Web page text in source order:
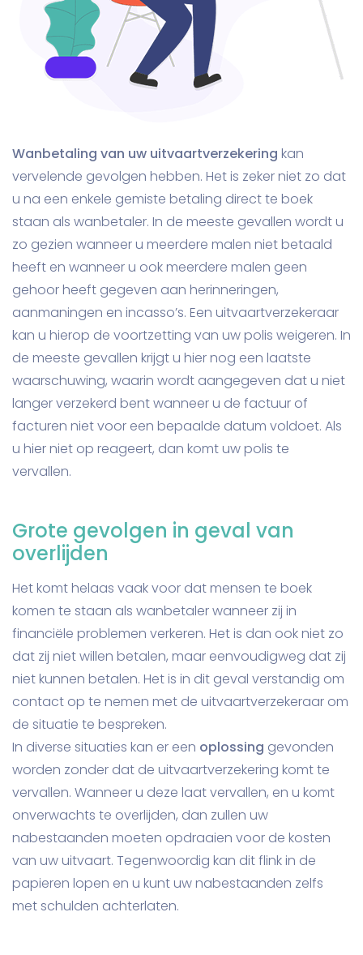
Wanbetaling van uw uitvaartverzekering kan
vervelende gevolgen hebben. Het is zeker niet zo dat
u na een enkele gemiste betaling direct te boek
staan als wanbetaler. In de meeste gevallen wordt u
zo gezien wanneer u meerdere malen niet betaald
heeft en wanneer u ook meerdere malen geen
gehoor heeft gegeven aan herinneringen,
aanmaningen en incasso’s. Een uitvaartverzekeraar
kan u hierop de voortzetting van uw polis weigeren. In
de meeste gevallen krijgt u hier nog een laatste
waarschuwing, waarin wordt aangegeven dat u niet
langer verzekerd bent wanneer u de factuur of
facturen niet voor een bepaalde datum voldoet. Als
u hier niet op reageert, dan komt uw polis te
vervallen.
Grote gevolgen in geval van
overlijden
Het komt helaas vaak voor dat mensen te boek
komen te staan als wanbetaler wanneer zij in
financiële problemen verkeren. Het is dan ook niet zo
dat zij niet willen betalen, maar eenvoudigweg dat zij
niet kunnen betalen. Het is in dit geval verstandig om
contact op te nemen met de uitvaartverzekeraar om
de situatie te bespreken.
In diverse situaties kan er een oplossing gevonden
worden zonder dat de uitvaartverzekering komt te
vervallen. Wanneer u deze laat vervallen, en u komt
onverwachts te overlijden, dan zullen uw
nabestaanden moeten opdraaien voor de kosten
van uw uitvaart. Tegenwoordig kan dit flink in de
papieren lopen en u kunt uw nabestaanden zelfs
met schulden achterlaten.